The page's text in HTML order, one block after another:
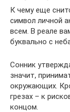
К чему еще
символ личной
всем. В реале
буквально с
Сонник
значит,
окружающих.
грезах – к
концом.